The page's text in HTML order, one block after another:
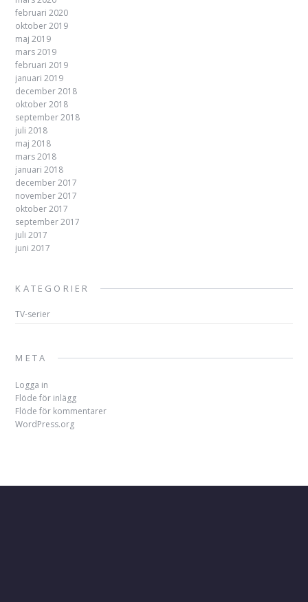
februari 2020
oktober 2019
maj 2019
mars 2019
februari 2019
januari 2019
december 2018
oktober 2018
september 2018
juli 2018
maj 2018
mars 2018
januari 2018
december 2017
november 2017
oktober 2017
september 2017
juli 2017
juni 2017
KATEGORIER
TV-serier
META
Logga in
Flöde för inlägg
Flöde för kommentarer
WordPress.org